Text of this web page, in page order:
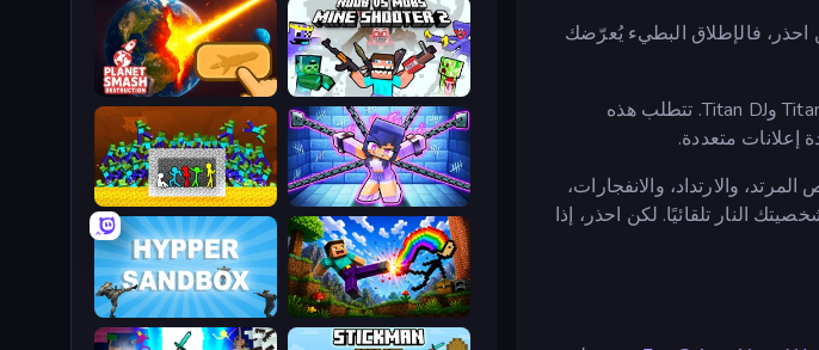
احذر، فالإطلاق البطيء يُعرّضك
يمكنك أيضًا خوض تحديات أكثر تركيزًا وفتح أوضاع حصرية مثل Titan Plasma وTitan Drill وTitan TV وTitan DJ. تتطلب هذه
إعلانات متعددة.
والارتداد، والانفجارات،
النار تلقائيًا. لكن احذر، إذا
Mine Shooter 2: Noob vs Mobs
Planet Smash Destruction
Mini Mine
Stick Fighter vs Zombies
Noob: Wall Crusher
Hypper Sandbox